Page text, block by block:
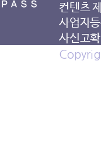
컨텐츠
사업자
사신고